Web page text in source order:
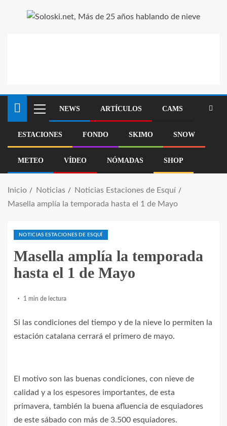
NEWS ARTÍCULOS CAMS
ESTACIONES FONDO SKIMO SNOW
METEO VÍDEO NÓMADAS SHOP
Inicio Noticias
Noticias Estaciones de Esquí
Masella amplía la temporada hasta el 1 de Mayo
NOTICIAS ESTACIONES DE ESQUÍ
Masella amplía la temporada
hasta el 1 de Mayo
1 min de lectura
Si las condiciones del tiempo y de la nieve lo permiten la
estación catalana cerrará el primero de mayo.
El motivo son las buenas condiciones, con nieve de
calidad y a los espesores importantes, de esta
primavera, también la buena afluencia de esquiadores
de este sábado con más de 3.500 esquiadores.